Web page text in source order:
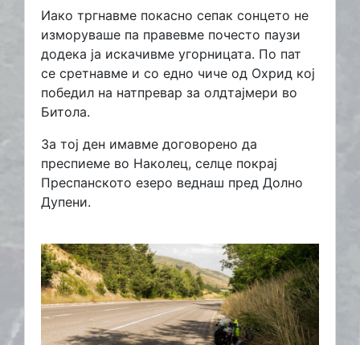
Иако тргнавме покасно сепак сонцето не
изморуваше па правевме почесто паузи
додека ја искачивме угорницата. По пат
се сретнавме и со едно чиче од Охрид кој
победил на натпревар за олдтајмери во
Битола.
За тој ден имавме договорено да
преспиеме во Наколец, селце покрај
Преспанското езеро веднаш пред Долно
Дупени.